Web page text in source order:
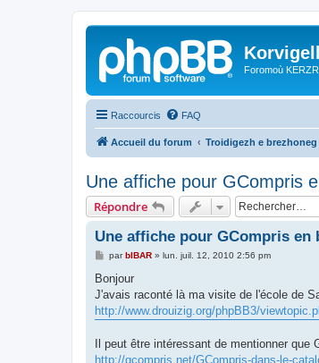
Foromoù
Raccourcis FAQ
Accueil du forum Troidigezh e brezhoneg
Une affiche pour GCompris
Répondre
Une affiche pour GCompris en
M
s
a
g
e
parbIBAR» lun. juil. 12, 2010 2:56 pm
Bonjour
J'avais raconté là ma visite de l'école de
http://www.drouizig.org/phpBB3/
Il peut être intéressant de mentionner que
http://gcompris.net/GCompris-dans-le-